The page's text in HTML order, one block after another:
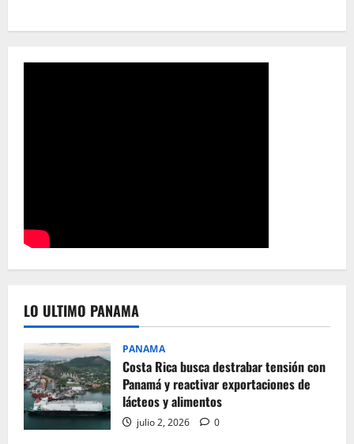
LO ULTIMO PANAMA
PANAMA
Costa Rica busca destrabar tensión con
Panamá y reactivar exportaciones de
lácteos y alimentos
julio 2, 2026 0